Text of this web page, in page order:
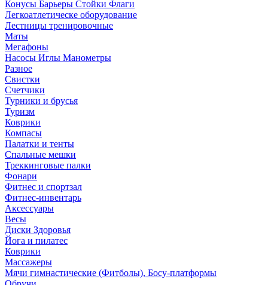
Конусы Барьеры Стойки Флаги
Легкоатлетическе оборудование
Лестницы тренировочные
Маты
Мегафоны
Насосы Иглы Манометры
Разное
Свистки
Счетчики
Турники и брусья
Туризм
Коврики
Компасы
Палатки и тенты
Спальные мешки
Треккинговые палки
Фонари
Фитнес и спортзал
Фитнес-инвентарь
Аксессуары
Весы
Диски Здоровья
Йога и пилатес
Коврики
Массажеры
Мячи гимнастические (Фитболы), Босу-платформы